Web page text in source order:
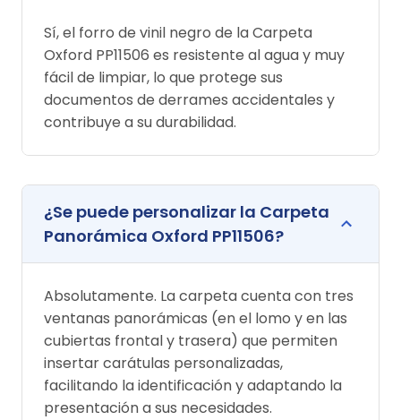
Sí, el forro de vinil negro de la Carpeta
Oxford PP11506 es resistente al agua y muy
fácil de limpiar, lo que protege sus
documentos de derrames accidentales y
contribuye a su durabilidad.
¿Se puede personalizar la Carpeta
Panorámica Oxford PP11506?
Absolutamente. La carpeta cuenta con tres
ventanas panorámicas (en el lomo y en las
cubiertas frontal y trasera) que permiten
insertar carátulas personalizadas,
facilitando la identificación y adaptando la
presentación a sus necesidades.